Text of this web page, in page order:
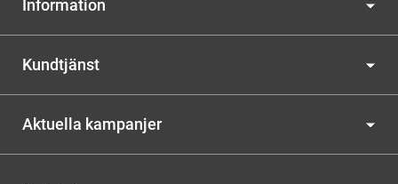
Information
Kundtjänst
Aktuella kampanjer